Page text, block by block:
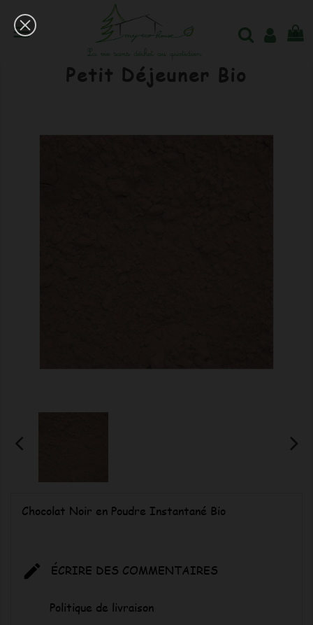

Chocolat Noir En Poudre
Petit Déjeuner Bio
Chocolat Noir en Poudre Instantané Bio
 ÉCRIRE DES COMMENTAIRES
Politique de livraison